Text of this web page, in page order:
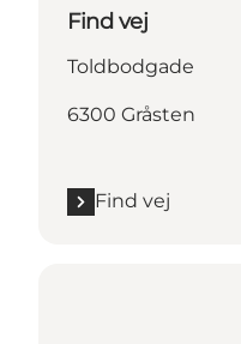
Find vej
Toldbodgade
6300 Gråsten
Find vej